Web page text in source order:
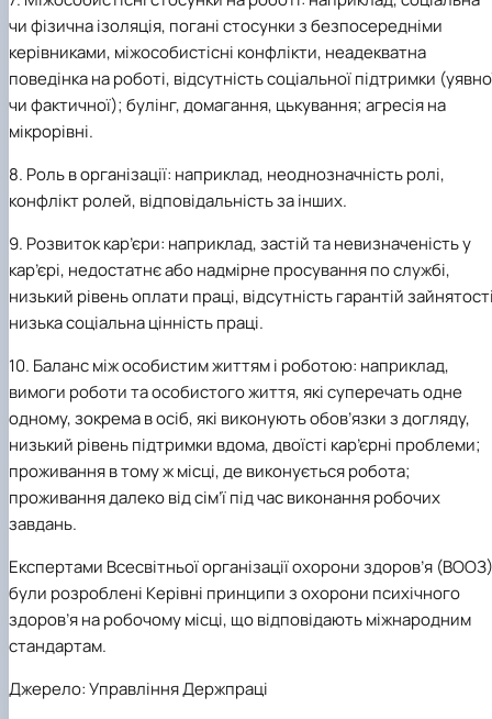
чи фізична ізоляція, погані стосунки з безпосередніми
керівниками, міжособистісні конфлікти, неадекватна
поведінка на роботі, відсутність соціальної підтримки
чи фактичної); булінг, домагання, цькування; агресія на
мікрорівні.
8. Роль в організації: наприклад, неоднозначність ролі,
конфлікт ролей, відповідальність за інших.
9. Розвиток кар’єри: наприклад, застій та невизначеність у
кар’єрі, недостатнє або надмірне просування по службі,
низький рівень оплати праці, відсутність гарантій
низька соціальна цінність праці.
10. Баланс між особистим життям і роботою: наприклад,
вимоги роботи та особистого життя, які суперечать одне
одному, зокрема в осіб, які виконують обов’язки з догляду,
низький рівень підтримки вдома, двоїсті кар’єрні проблеми;
проживання в тому ж місці, де виконується робота;
проживання далеко від сім’ї під час виконання робочих
завдань.
Експертами Всесвітньої організації охорони здоров’я (ВООЗ)
були розроблені Керівні принципи з охорони психічного
здоров’я на робочому місці, що відповідають міжнародним
стандартам.
Джерело: Управління Держпраці